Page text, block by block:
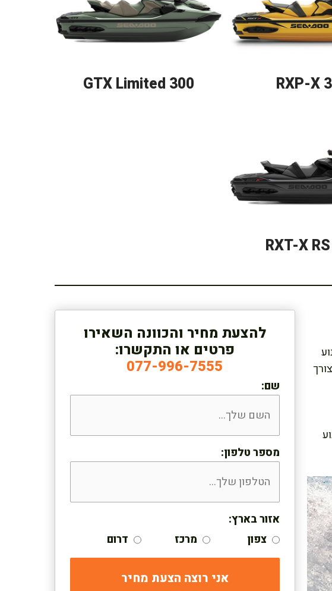
RXP-X
GTX Limited 300
RXT-X
להצעת מחיר והכוונה השאירו
פרטים או התקשרו:
077-996-7555
שם:
מספר טלפון:
אזור בארץ:
צפון
מרכז דרום